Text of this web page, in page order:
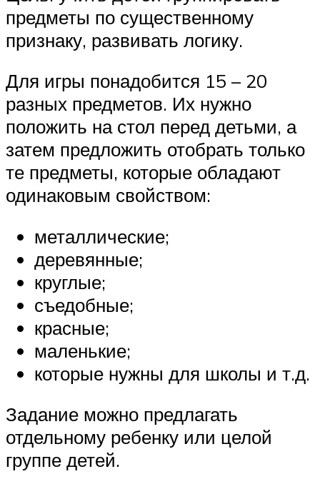
предметы по существенному
признаку, развивать логику.
Для игры понадобится 15 – 20
разных предметов. Их нужно
положить на стол перед детьми, а
затем предложить отобрать только
те предметы, которые обладают
одинаковым свойством:
металлические;
деревянные;
круглые;
съедобные;
красные;
маленькие;
которые нужны для школы и т.д.
Задание можно предлагать
отдельному ребенку или целой
группе детей.